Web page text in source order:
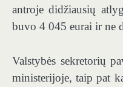
antroje didžiausių
buvo 4 045 eurai ir ne
Valstybės sekretorių
ministerijoje, taip pat